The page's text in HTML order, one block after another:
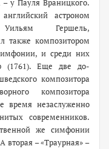
у Пауля Враницкого.
астроном
Уильям Гершель,
также композитором
и среди них
(1761). Еще две до-
композитора
композитора
время незаслуженно
современников.
же симфонии
вторая – «Траурная» –